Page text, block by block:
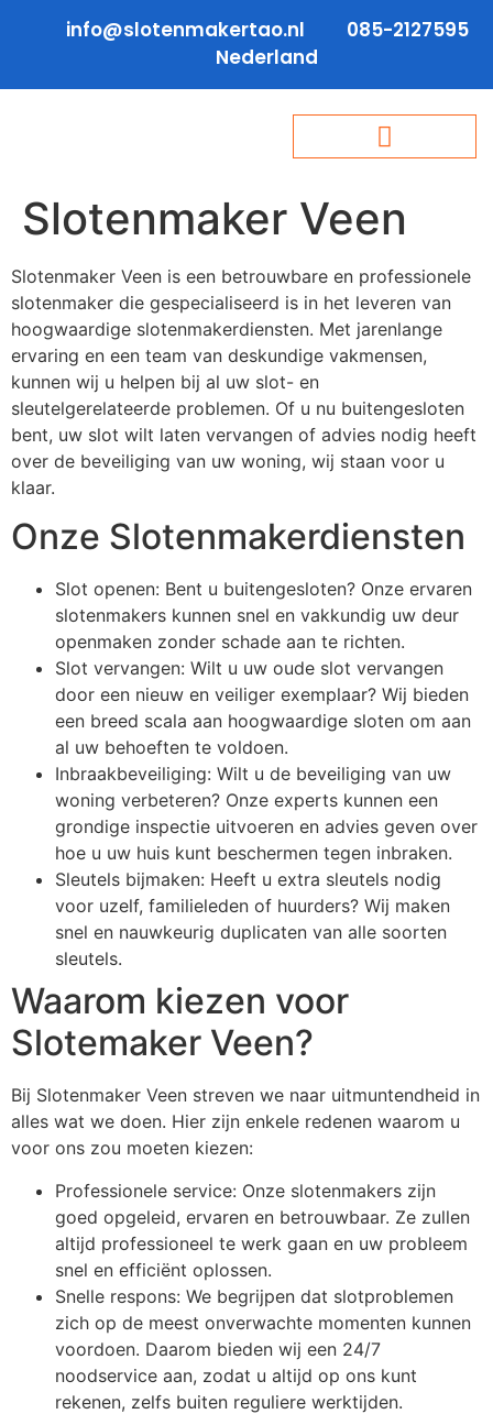
info@slotenmakertao.nl
085-2127595
Nederland
Slotenmaker Veen
Slotenmaker Veen is een betrouwbare en professionele
slotenmaker die gespecialiseerd is in het leveren van
hoogwaardige slotenmakerdiensten. Met jarenlange
ervaring en een team van deskundige vakmensen,
kunnen wij u helpen bij al uw slot- en
sleutelgerelateerde problemen. Of u nu buitengesloten
bent, uw slot wilt laten vervangen of advies nodig heeft
over de beveiliging van uw woning, wij staan voor u
klaar.
Onze Slotenmakerdiensten
Slot openen: Bent u buitengesloten? Onze ervaren
slotenmakers kunnen snel en vakkundig uw deur
openmaken zonder schade aan te richten.
Slot vervangen: Wilt u uw oude slot vervangen
door een nieuw en veiliger exemplaar? Wij bieden
een breed scala aan hoogwaardige sloten om aan
al uw behoeften te voldoen.
Inbraakbeveiliging: Wilt u de beveiliging van uw
woning verbeteren? Onze experts kunnen een
grondige inspectie uitvoeren en advies geven over
hoe u uw huis kunt beschermen tegen inbraken.
Sleutels bijmaken: Heeft u extra sleutels nodig
voor uzelf, familieleden of huurders? Wij maken
snel en nauwkeurig duplicaten van alle soorten
sleutels.
Waarom kiezen voor
Slotemaker Veen?
Bij Slotenmaker Veen streven we naar uitmuntendheid in
alles wat we doen. Hier zijn enkele redenen waarom u
voor ons zou moeten kiezen:
Professionele service: Onze slotenmakers zijn
goed opgeleid, ervaren en betrouwbaar. Ze zullen
altijd professioneel te werk gaan en uw probleem
snel en efficiënt oplossen.
Snelle respons: We begrijpen dat slotproblemen
zich op de meest onverwachte momenten kunnen
voordoen. Daarom bieden wij een 24/7
noodservice aan, zodat u altijd op ons kunt
rekenen, zelfs buiten reguliere werktijden.